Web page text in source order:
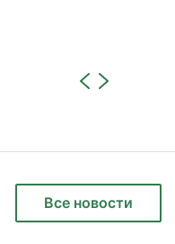
Все новости